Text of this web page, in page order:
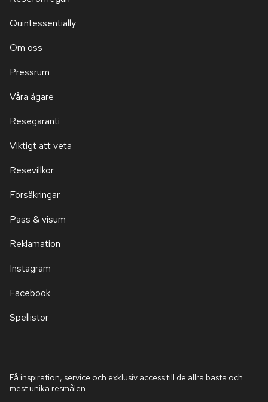
Quintessentially
Om oss
Pressrum
Våra ägare
Resegaranti
Viktigt att veta
Resevillkor
Försäkringar
Pass & visum
Reklamation
Instagram
Facebook
Spellistor
Få inspiration, service och exklusiv access till de allra bästa och
mest unika resmålen.